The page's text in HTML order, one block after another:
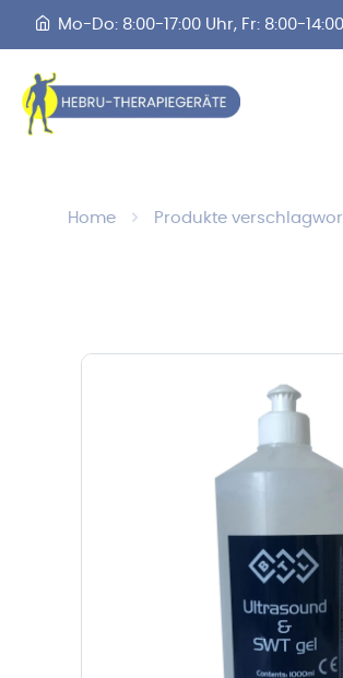
Mo-Do: 8:00-17:00 Uhr, Fr: 8:00-
Home Produkte